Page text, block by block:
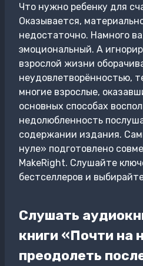
Что нужно ребенку для
Оказывается,
недостаточно. Намного
эмоциональный. А
взрослой жизни
неудовлетворённостью,
многие взрослые,
основных способах
недолюбленность
содержании издания.
нуле» подготовлено
MakeRight. Слушайте
бестселлеров и
Слушать
книги «Почти на
преодолеть